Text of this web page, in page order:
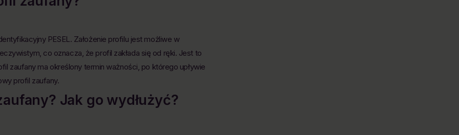
PESEL. Założenie profilu jest możliwe w
co oznacza, że profil zakłada się od ręki. Jest to
zaufany ma określony termin ważności, po którego upływie
profil zaufany.
Jak go wydłużyć?